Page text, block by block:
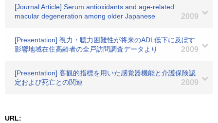
[Journal Article] Serum antioxidants and age-related
macular degeneration among older Japanese
2009
[Presentation] 視力・聴力困難性が将来のADL低下に及ぼす
影響地域在住高齢者の全戸訪問調査データより
2009
[Presentation] 客観的指標を用いた感覚器機能と介護保険認
定および死亡との関連
2009
URL: